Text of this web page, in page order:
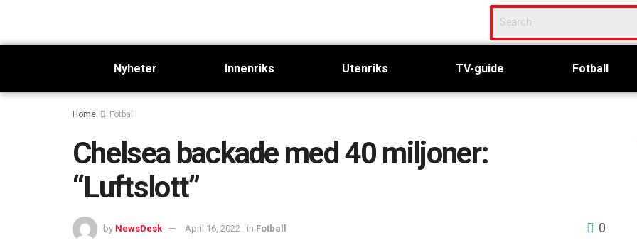
Nyheter Innenriks Utenriks TV-guide Fotball
Home Fotball
Chelsea backade med 40 miljoner:
“Luftslott”
by NewsDesk April 16, 2022 in Fotball 0